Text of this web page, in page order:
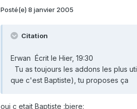
Posté(e) 8 janvier 2005
Citation
Erwan Écrit le Hier, 19:30
Tu as toujours les addons les plus
que c'est Baptiste), tu proposes ça
oui c etait Baptiste :biere: